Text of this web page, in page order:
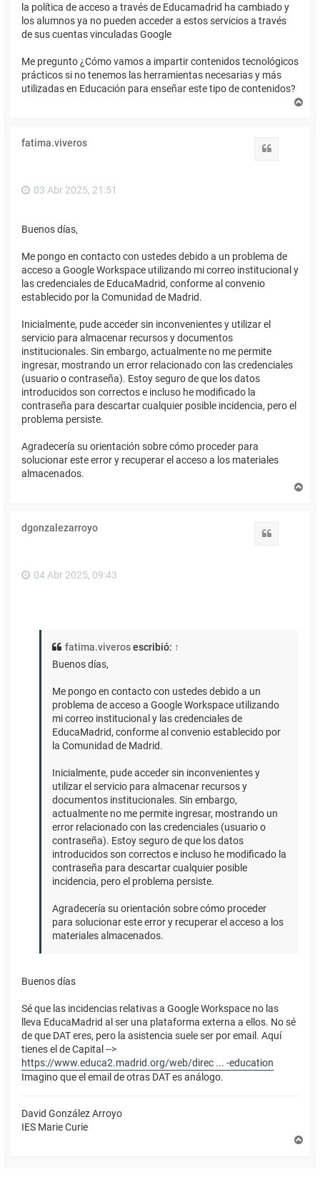
la política de acceso a través de Educamadrid ha cambiado y
los alumnos ya no pueden acceder a estos servicios a través
de sus cuentas vinculadas Google
Me pregunto ¿Cómo vamos a impartir contenidos tecnológicos
prácticos si no tenemos las herramientas necesarias y más
utilizadas en Educación para enseñar este tipo de contenidos?
fatima.viveros
03 Abr 2025, 21:51
Buenos días,
Me pongo en contacto con ustedes debido a un problema de
acceso a Google Workspace utilizando mi correo institucional y
las credenciales de EducaMadrid, conforme al convenio
establecido por la Comunidad de Madrid.
Inicialmente, pude acceder sin inconvenientes y utilizar el
servicio para almacenar recursos y documentos
institucionales. Sin embargo, actualmente no me permite
ingresar, mostrando un error relacionado con las credenciales
(usuario o contraseña). Estoy seguro de que los datos
introducidos son correctos e incluso he modificado la
contraseña para descartar cualquier posible incidencia, pero el
problema persiste.
Agradecería su orientación sobre cómo proceder para
solucionar este error y recuperar el acceso a los materiales
almacenados.
dgonzalezarroyo
04 Abr 2025, 09:43
fatima.viverosescribió: ↑
Buenos días,
Me pongo en contacto con ustedes debido a un
problema de acceso a Google Workspace utilizando
mi correo institucional y las credenciales de
EducaMadrid, conforme al convenio establecido por
la Comunidad de Madrid.
Inicialmente, pude acceder sin inconvenientes y
utilizar el servicio para almacenar recursos y
documentos institucionales. Sin embargo,
actualmente no me permite ingresar, mostrando un
error relacionado con las credenciales (usuario o
contraseña). Estoy seguro de que los datos
introducidos son correctos e incluso he modificado la
contraseña para descartar cualquier posible
incidencia, pero el problema persiste.
Agradecería su orientación sobre cómo proceder
para solucionar este error y recuperar el acceso a los
materiales almacenados.
Buenos días
Sé que las incidencias relativas a Google Workspace no las
lleva EducaMadrid al ser una plataforma externa a ellos. No sé
de que DAT eres, pero la asistencia suele ser por email. Aquí
tienes el de Capital -->
https://www.educa2.madrid.org/web/direc ... -education
Imagino que el email de otras DAT es análogo.
David González Arroyo
IES Marie Curie